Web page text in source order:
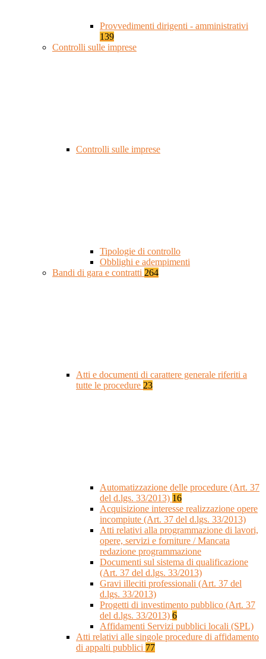
Provvedimenti dirigenti - amministrativi
139
Controlli sulle imprese
Controlli sulle imprese
Tipologie di controllo
Obblighi e adempimenti
Bandi di gara e contratti 264
Atti e documenti di carattere generale riferiti a
tutte le procedure 23
Automatizzazione delle procedure (Art. 37
del d.lgs. 33/2013) 16
Acquisizione interesse realizzazione opere
incompiute (Art. 37 del d.lgs. 33/2013)
Atti relativi alla programmazione di lavori,
opere, servizi e forniture / Mancata
redazione programmazione
Documenti sul sistema di qualificazione
(Art. 37 del d.lgs. 33/2013)
Gravi illeciti professionali (Art. 37 del
d.lgs. 33/2013)
Progetti di investimento pubblico (Art. 37
del d.lgs. 33/2013) 6
Affidamenti Servizi pubblici locali (SPL)
Atti relativi alle singole procedure di affidamento
di appalti pubblici 77